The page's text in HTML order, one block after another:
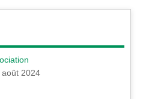
août 2024